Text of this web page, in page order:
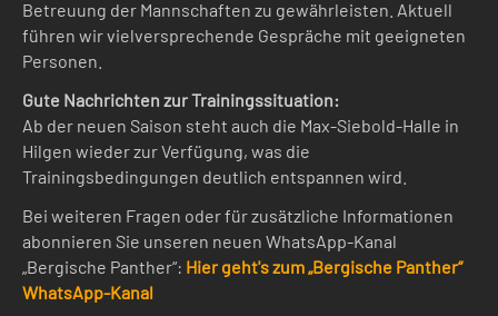
Betreuung der Mannschaften zu gewährleisten. Aktuell
führen wir vielversprechende Gespräche mit geeigneten
Personen.
Gute Nachrichten zur Trainingssituation:
Ab der neuen Saison steht auch die Max-Siebold-Halle in
Hilgen wieder zur Verfügung, was die
Trainingsbedingungen deutlich entspannen wird.
Bei weiteren Fragen oder für zusätzliche Informationen
abonnieren Sie unseren neuen WhatsApp-Kanal
„Bergische Panther“: Hier geht's zum „Bergische Panther“
WhatsApp-Kanal